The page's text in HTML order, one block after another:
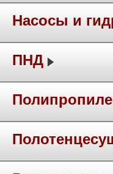
Насосы и
ПНД